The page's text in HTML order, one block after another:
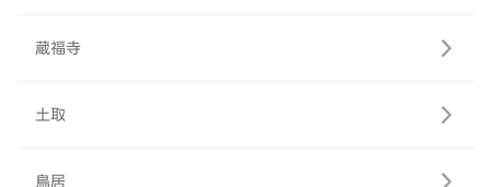
蔵福寺
土取
鳥居